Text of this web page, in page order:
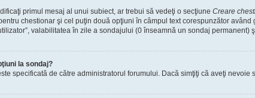
primul mesaj al unui subiect, ar trebui să vedeţi o secţiune Creare
chestionar şi cel puţin două opţiuni în câmpul text corespunzător
valabilitatea în zile a sondajului (0 înseamnă un sondaj
la sondaj?
specificată de către administratorul forumului. Dacă simţiţi că aveţi